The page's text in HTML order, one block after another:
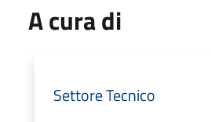
A cura di
Settore Tecnico